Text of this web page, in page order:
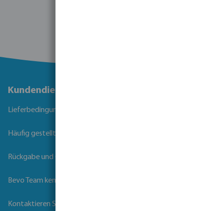
Kundendienst
Lieferbedingungen
Häufig gestellte Fragen
Rückgabe und Garantie
Bevo Team kennenlernen
Kontaktieren Sie uns